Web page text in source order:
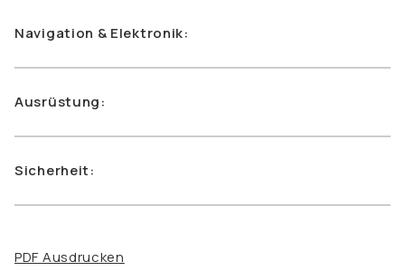
Navigation & Elektronik:
Ausrüstung:
Sicherheit:
PDF Ausdrucken